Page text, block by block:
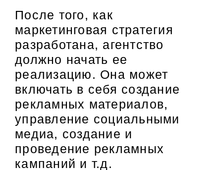
После того, как
маркетинговая стратегия
разработана, агентство
должно начать ее
реализацию. Она может
включать в себя создание
рекламных материалов,
управление социальными
медиа, создание и
проведение рекламных
кампаний и т.д.